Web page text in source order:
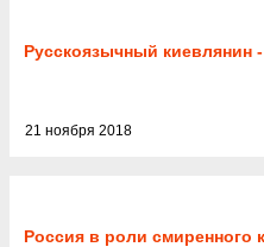
Русскоязычный
21 ноября 2018
Россия в роли смиренного